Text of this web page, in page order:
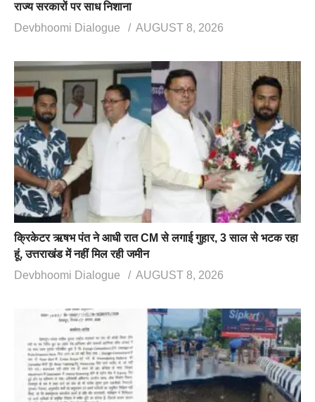
राज्य सरकारों पर साध निशाना
Devbhoomi Dialogue
AUGUST 8, 2026
क्रिकेटर ऋषभ पंत ने आधी रात CM से लगाई गुहार, 3 साल से भटक रहा
हूं, उत्तराखंड में नहीं मिल रही जमीन
Devbhoomi Dialogue
AUGUST 8, 2026